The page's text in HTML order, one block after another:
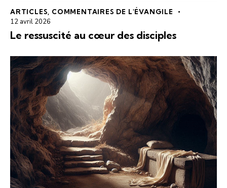
ARTICLES COMMENTAIRES DE L'ÉVANGILE
12 avril 2026
Le ressuscité au cœur des disciples